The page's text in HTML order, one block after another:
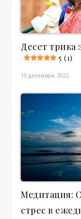
Десет трика
5 (1)
13.декември. 2022
Медитация:
стрес в